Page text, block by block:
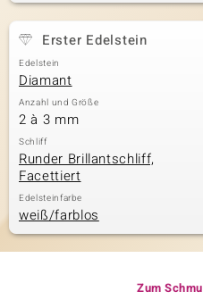
Erster Edelstein
Edelstein
Diamant
Anzahl und Größe
2 à 3 mm
Schliff
Runder Brillantschliff,
Facettiert
Edelsteinfarbe
weiß/farblos
Zum